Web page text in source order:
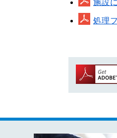
施設
処理